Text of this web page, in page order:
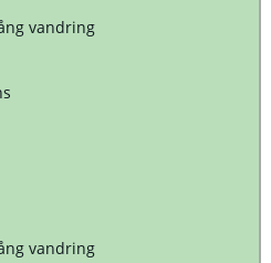
vandring
vandring